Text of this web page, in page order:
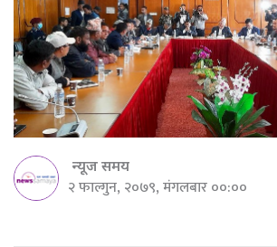
न्यूज समय
२ फाल्गुन, २०७९, मंगलबार ००:००